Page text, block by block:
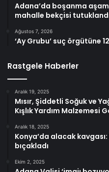
Adana’da boşanma
mahalle bekçisi
Ağustos 7, 2026
‘Ay Grubu’ suç örgütüne
Rastgele Haberler
Aralık 19, 2025
Mısır, Şiddetli Soğuk ve
Kışlık Yardım Malzemesi
Aralık 18, 2025
Konya’da alacak
bıçakladı
Ekim 2, 2025